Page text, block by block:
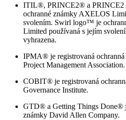
ITIL®, PRINCE2® a PRINCE2
ochranné známky AXELOS
svolením. Swirl logo™ je
Limited používaná s jejím
vyhrazena.
IPMA® je registrovaná ochranná
Project Management Association.
COBIT® je registrovaná
Governance Institute.
GTD® a Getting Things Done®
známky David Allen Company.